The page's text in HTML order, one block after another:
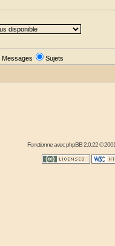
Messages Sujets
Fonctionne avecphpBB2.0.22 ©